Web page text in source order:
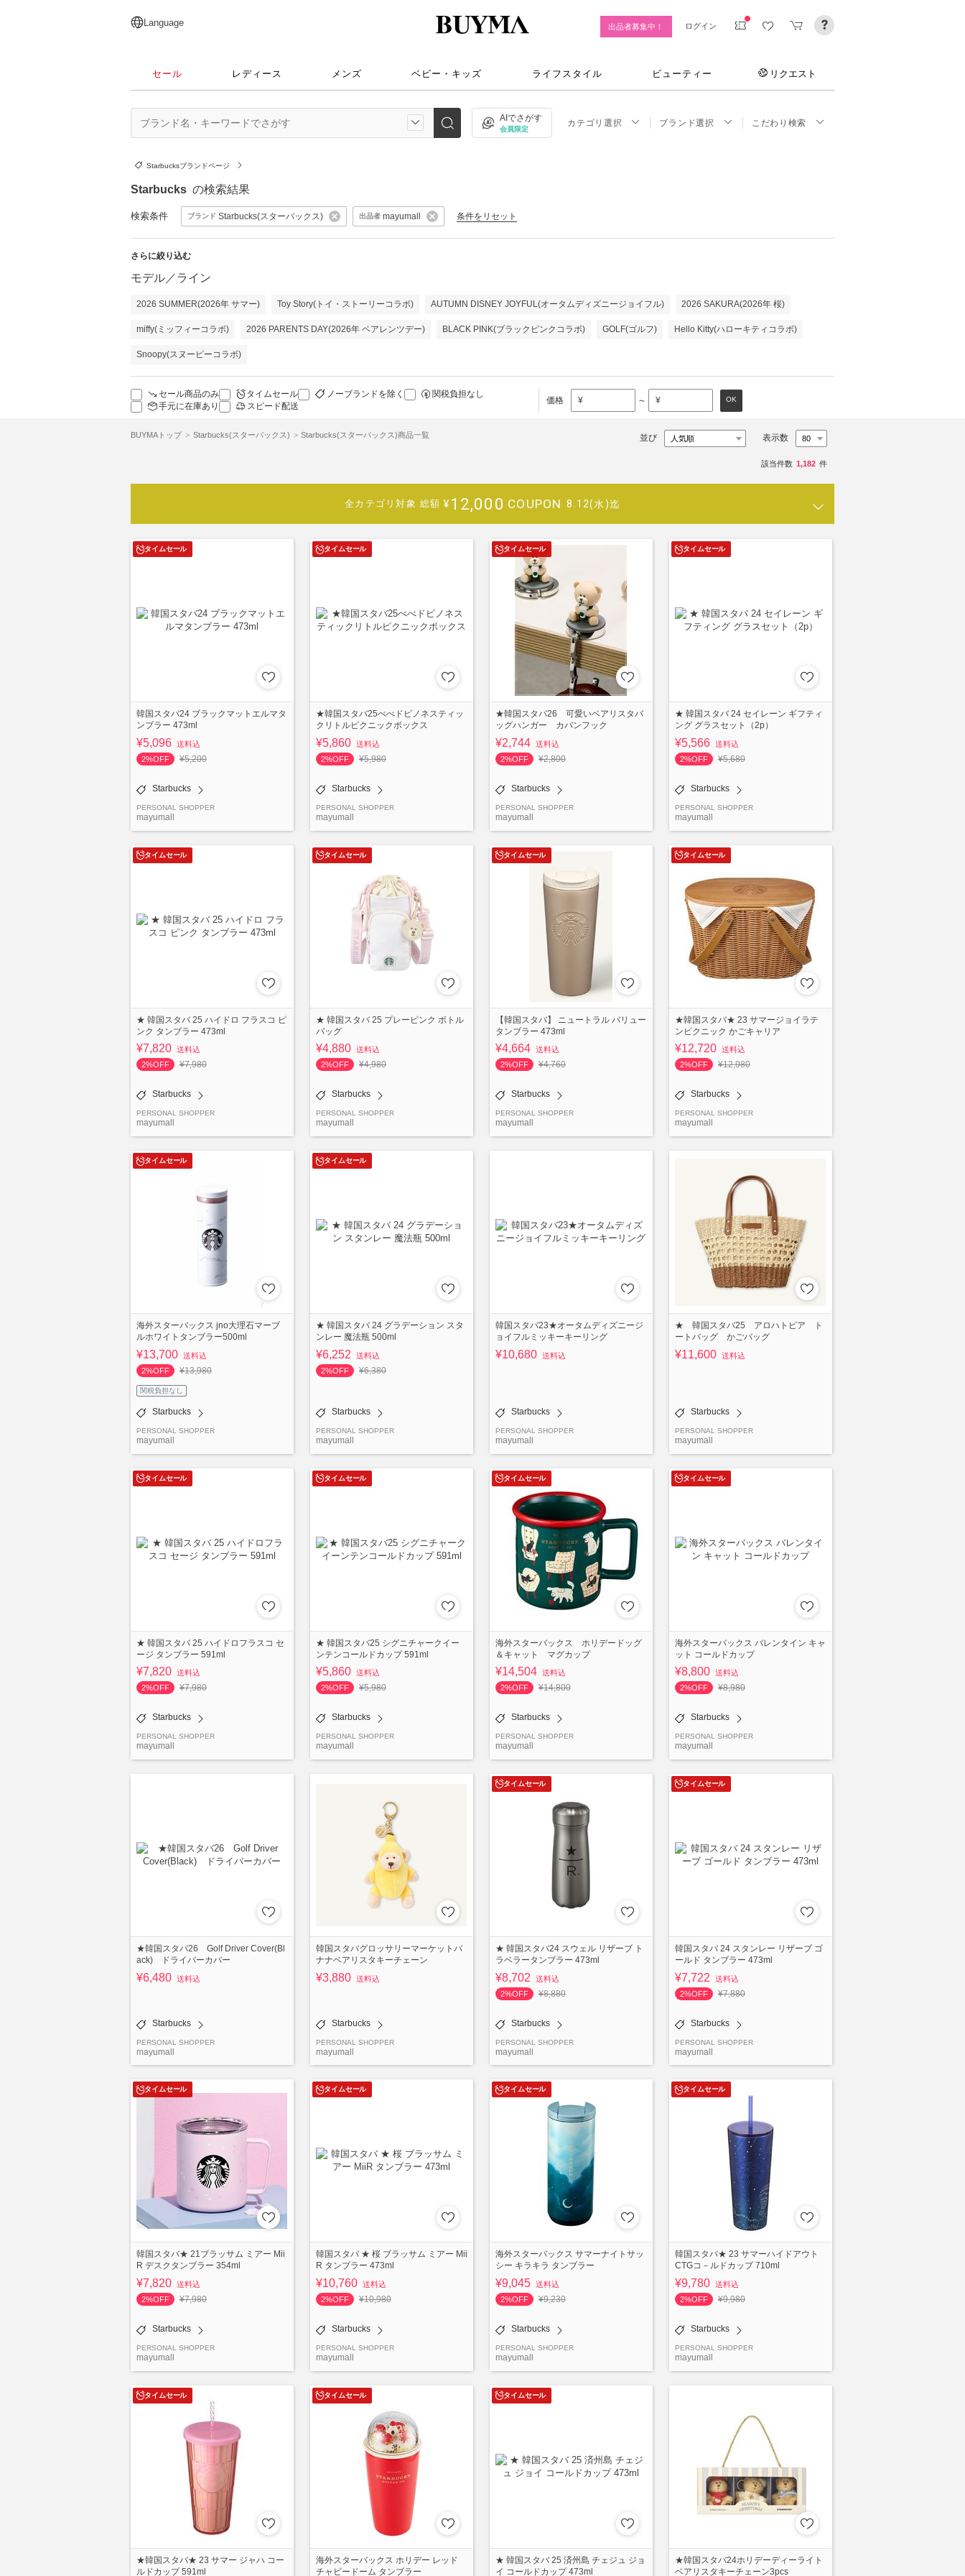
日本語
English
简体中文
繁體中文
Language 出品者募集中！ ログイン
セール レディース メンズ ベビー・キッズ ライフスタイル ビューティー リクエスト
AIでさがす
会員限定
カテゴリ選択 ブランド選択 こだわり検索
Starbucksブランドページ
Starbucks の検索結果
検索条件 ブランド Starbucks(スターバックス) 出品者 mayumall 条件をリセット
さらに絞り込む
モデル／ライン
2026 SUMMER(2026年 サマー) Toy Story(トイ・ストーリーコラボ) AUTUMN DISNEY JOYFUL(オータムディズニージョイフル) 2026 SAKURA(2026年 桜)
miffy(ミッフィーコラボ) 2026 PARENTS DAY(2026年 ペアレンツデー) BLACK PINK(ブラックピンクコラボ) GOLF(ゴルフ) Hello Kitty(ハローキティコラボ)
Snoopy(スヌーピーコラボ)
セール商品のみ タイムセール ノーブランドを除く
関税負担なし
手元に在庫あり
スピード配送
価格 ¥ ～ ¥ OK
BUYMAトップ Starbucks(スターバックス) Starbucks(スターバックス)商品一覧 並び 表示数
該当件数 1,182 件
全カテゴリ対象 総額 ¥12,000 COUPON 8.12(水)迄
タイムセール
韓国スタバ24 ブラックマットエルマタ
ンブラー 473ml
¥5,096 送料込
2%OFF
¥5,200
Starbucks
PERSONAL SHOPPER
mayumall
タイムセール
★韓国スタバ25べべドピノネスティッ
クリトルピクニックボックス
¥5,860 送料込
2%OFF
¥5,980
Starbucks
PERSONAL SHOPPER
mayumall
タイムセール
★韓国スタバ26 可愛いベアリスタバ
ッグハンガー カバンフック
¥2,744 送料込
2%OFF
¥2,800
Starbucks
PERSONAL SHOPPER
mayumall
タイムセール
★ 韓国スタバ 24 セイレーン ギフティ
ング グラスセット（2p）
¥5,566 送料込
2%OFF
¥5,680
Starbucks
PERSONAL SHOPPER
mayumall
タイムセール
★ 韓国スタバ 25 ハイドロ フラスコ ピ
ンク タンブラー 473ml
¥7,820 送料込
2%OFF
¥7,980
Starbucks
PERSONAL SHOPPER
mayumall
タイムセール
★ 韓国スタバ 25 プレーピンク ボトル
バッグ
¥4,880 送料込
2%OFF
¥4,980
Starbucks
PERSONAL SHOPPER
mayumall
タイムセール
【韓国スタバ】 ニュートラル バリュー
タンブラー 473ml
¥4,664 送料込
2%OFF
¥4,760
Starbucks
PERSONAL SHOPPER
mayumall
タイムセール
★韓国スタバ★ 23 サマージョイラテ
ンピクニック かごキャリア
¥12,720 送料込
2%OFF
¥12,980
Starbucks
PERSONAL SHOPPER
mayumall
タイムセール
海外スターバックス jno大理石マーブ
ルホワイトタンブラー500ml
¥13,700 送料込
2%OFF
¥13,980
関税負担なし
Starbucks
PERSONAL SHOPPER
mayumall
タイムセール
★ 韓国スタバ 24 グラデーション スタ
ンレー 魔法瓶 500ml
¥6,252
送料込
2%OFF
¥6,380
Starbucks
PERSONAL SHOPPER
mayumall
韓国スタバ23★オータムディズニージ
ョイフルミッキーキーリング
¥10,680 送料込
Starbucks
PERSONAL SHOPPER
mayumall
★ 韓国スタバ25 アロハトピア ト
ートバッグ かごバッグ
¥11,600 送料込
Starbucks
PERSONAL SHOPPER
mayumall
タイムセール
★ 韓国スタバ 25 ハイドロフラスコ セ
ージ タンブラー 591ml
¥7,820 送料込
2%OFF
¥7,980
Starbucks
PERSONAL SHOPPER
mayumall
タイムセール
★ 韓国スタバ25 シグニチャークイー
ンテンコールドカップ 591ml
¥5,860 送料込
2%OFF
¥5,980
Starbucks
PERSONAL SHOPPER
mayumall
タイムセール
海外スターバックス ホリデードッグ
＆キャット マグカップ
¥14,504 送料込
2%OFF
¥14,800
Starbucks
PERSONAL SHOPPER
mayumall
タイムセール
海外スターバックス バレンタイン キャ
ット コールドカップ
¥8,800 送料込
2%OFF
¥8,980
Starbucks
PERSONAL SHOPPER
mayumall
★韓国スタバ26 Golf Driver Cover(Bl
ack) ドライバーカバー
¥6,480 送料込
Starbucks
PERSONAL SHOPPER
mayumall
韓国スタバグロッサリーマーケットバ
ナナベアリスタキーチェーン
¥3,880 送料込
Starbucks
PERSONAL SHOPPER
mayumall
タイムセール
★ 韓国スタバ24 スウェル リザーブ ト
ラベラータンブラー 473ml
¥8,702
送料込
2%OFF
¥8,880
Starbucks
PERSONAL SHOPPER
mayumall
タイムセール
韓国スタバ 24 スタンレー リザーブ ゴ
ールド タンブラー 473ml
¥7,722
送料込
2%OFF
¥7,880
Starbucks
PERSONAL SHOPPER
mayumall
タイムセール
韓国スタバ★ 21ブラッサム ミアー Mii
R デスクタンブラー 354ml
¥7,820 送料込
2%OFF
¥7,980
Starbucks
PERSONAL SHOPPER
mayumall
タイムセール
韓国スタバ ★ 桜 ブラッサム ミアー Mii
R タンブラー 473ml
¥10,760 送料込
2%OFF
¥10,980
Starbucks
PERSONAL SHOPPER
mayumall
タイムセール
海外スターバックス サマーナイトサッ
シー キラキラ タンブラー
¥9,045 送料込
2%OFF
¥9,230
Starbucks
PERSONAL SHOPPER
mayumall
タイムセール
韓国スタバ★ 23 サマーハイドアウト
CTGコ－ルドカップ 710ml
¥9,780 送料込
2%OFF
¥9,980
Starbucks
PERSONAL SHOPPER
mayumall
タイムセール
★韓国スタバ★ 23 サマー ジャハ コー
ルドカップ 591ml
タイムセール
海外スターバックス ホリデー レッド
チャビードーム タンブラー
タイムセール
★ 韓国スタバ 25 済州島 チェジュ ジョ
イ コールドカップ 473ml
★韓国スタバ24ホリデーディーライト
ベアリスタキーチェーン3pcs